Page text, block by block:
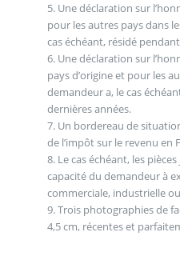
5. Une déclaration sur
pour les autres pays dans
cas échéant, résidé
6. Une déclaration sur
pays d’origine et pour les
demandeur a, le cas
dernières années.
7. Un bordereau de
de l’impôt sur le revenu en
8. Le cas échéant, les
capacité du demandeur à
commerciale, industrielle
9. Trois photographies de
4,5 cm, récentes et